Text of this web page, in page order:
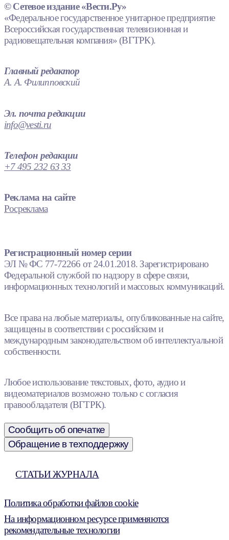
© Сетевое издание «Вести.Ру»
«Федеральное государственное унитарное предприятие
Всероссийская государственная телевизионная и
радиовещательная компания» (ВГТРК).
Главный редактор
А. А. Филипповский
Эл. почта редакции
info@vesti.ru
Телефон редакции
+7 495 232 63 33
Реклама на сайте
Росреклама
Регистрационный номер серии
ЭЛ № ФС 77-72266 от 24.01.2018. Зарегистрировано
Федеральной службой по надзору в сфере связи,
информационных технологий и массовых коммуникаций.
Все права на любые материалы, опубликованные на сайте,
защищены в соответствии с российским и
международным законодательством об интеллектуальной
собственности.
Любое использование текстовых, фото, аудио и
видеоматериалов возможно только с согласия
правообладателя (ВГТРК).
Сообщить об опечатке
Обращение в техподдержку
СТАТЬИ ЖУРНАЛА
Политика обработки файлов cookie
На информационном ресурсе применяются
рекомендательные технологии